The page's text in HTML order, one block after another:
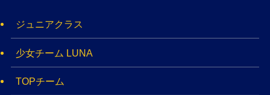
ジュニアクラス
少女チーム LUNA
TOPチーム